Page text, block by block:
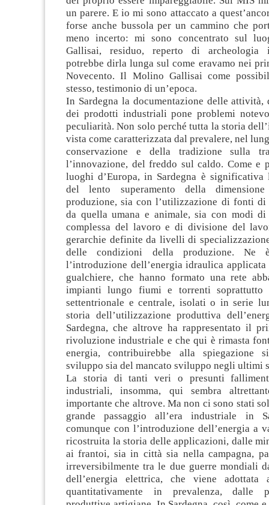
un parere. E io mi sono attaccato a
forse anche bussola per un cammino che
meno incerto: mi sono concentrato sul
Gallisai, residuo, reperto di archeologia
potrebbe dirla lunga sul come eravamo nei
Novecento. Il Molino Gallisai come
stesso, testimonio di un’epoca.
In Sardegna la documentazione delle
dei prodotti industriali pone problemi
peculiarità. Non solo perché tutta la storia
vista come caratterizzata dal prevalere, nel
conservazione e della tradizione sulla
l’innovazione, del freddo sul caldo. Come e
luoghi d’Europa, in Sardegna è significativa
del lento superamento della
produzione, sia con l’utilizzazione di fonti di
da quella umana e animale, sia con modi di
complessa del lavoro e di divisione del
gerarchie definite da livelli di
delle condizioni della produzione. Ne
l’introduzione dell’energia idraulica
gualchiere, che hanno formato una rete
impianti lungo fiumi e torrenti soprattutto
settentrionale e centrale, isolati o in serie
storia dell’utilizzazione produttiva
Sardegna, che altrove ha rappresentato il
rivoluzione industriale e che qui è rimasta
energia, contribuirebbe alla
sviluppo sia del mancato sviluppo negli ultimi
La storia di tanti veri o presunti
industriali, insomma, qui sembra
importante che altrove. Ma non ci sono stati
grande passaggio all’era industriale in
comunque con l’introduzione dell’energia a
ricostruita la storia delle applicazioni, dalle
ai frantoi, sia in città sia nella campagna,
irreversibilmente tra le due guerre mondiali
dell’energia elettrica, che viene adottata
quantitativamente in prevalenza, dalle